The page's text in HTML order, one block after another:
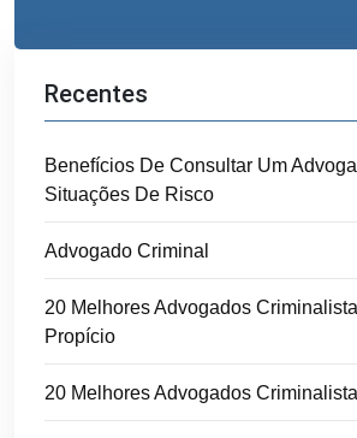
Recentes
Benefícios De Consultar Um
Situações De Risco
Advogado Criminal
20 Melhores Advogados
Propício
20 Melhores Advogados